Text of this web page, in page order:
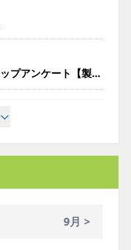
ゴム報知新聞のゴム・樹脂関連企業トップアンケート【製造業編】
9月 >